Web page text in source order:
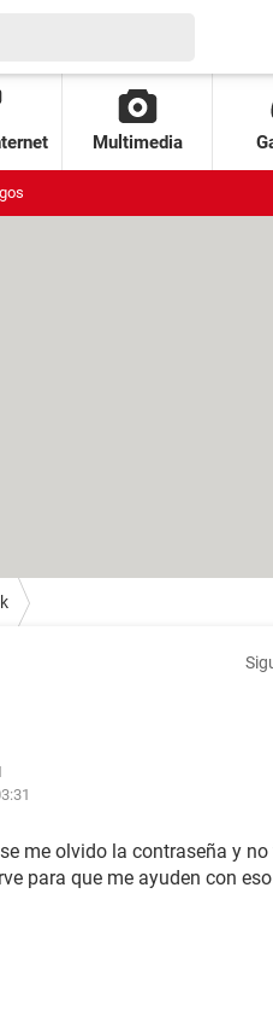
Multimedia
me olvido la contraseña y no
para que me ayuden con